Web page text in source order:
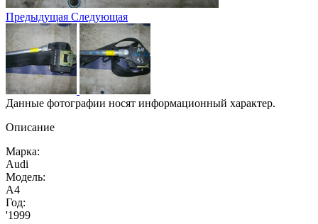
Предыдущая Следующая
Данные фотографии носят информационный характер.
Описание
Марка:
Audi
Модель:
A4
Год:
'1999